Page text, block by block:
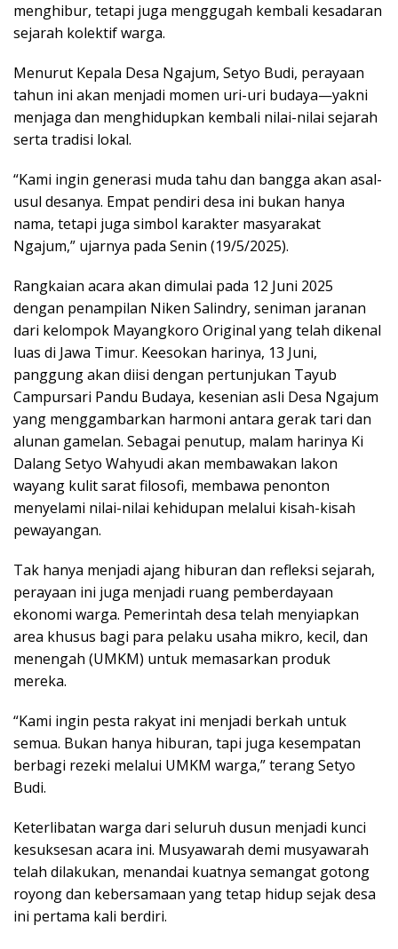
menghibur, tetapi juga menggugah kembali kesadaran
sejarah kolektif warga.
Menurut Kepala Desa Ngajum, Setyo Budi, perayaan
tahun ini akan menjadi momen uri-uri budaya—yakni
menjaga dan menghidupkan kembali nilai-nilai sejarah
serta tradisi lokal.
“Kami ingin generasi muda tahu dan bangga akan asal-
usul desanya. Empat pendiri desa ini bukan hanya
nama, tetapi juga simbol karakter masyarakat
Ngajum,” ujarnya pada Senin (19/5/2025).
Rangkaian acara akan dimulai pada 12 Juni 2025
dengan penampilan Niken Salindry, seniman jaranan
dari kelompok Mayangkoro Original yang telah dikenal
luas di Jawa Timur. Keesokan harinya, 13 Juni,
panggung akan diisi dengan pertunjukan Tayub
Campursari Pandu Budaya, kesenian asli Desa Ngajum
yang menggambarkan harmoni antara gerak tari dan
alunan gamelan. Sebagai penutup, malam harinya Ki
Dalang Setyo Wahyudi akan membawakan lakon
wayang kulit sarat filosofi, membawa penonton
menyelami nilai-nilai kehidupan melalui kisah-kisah
pewayangan.
Tak hanya menjadi ajang hiburan dan refleksi sejarah,
perayaan ini juga menjadi ruang pemberdayaan
ekonomi warga. Pemerintah desa telah menyiapkan
area khusus bagi para pelaku usaha mikro, kecil, dan
menengah (UMKM) untuk memasarkan produk
mereka.
“Kami ingin pesta rakyat ini menjadi berkah untuk
semua. Bukan hanya hiburan, tapi juga kesempatan
berbagi rezeki melalui UMKM warga,” terang Setyo
Budi.
Keterlibatan warga dari seluruh dusun menjadi kunci
kesuksesan acara ini. Musyawarah demi musyawarah
telah dilakukan, menandai kuatnya semangat gotong
royong dan kebersamaan yang tetap hidup sejak desa
ini pertama kali berdiri.